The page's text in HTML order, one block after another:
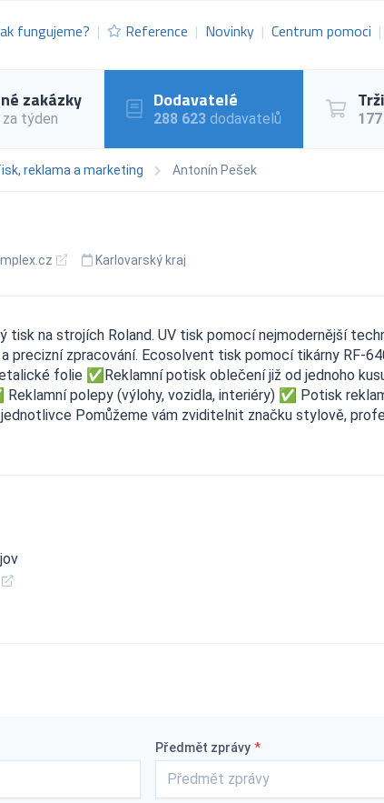
fungujeme? Reference Novinky Centrum pomoci
zakázky
za týden
Dodavatelé
288 623 dodavatelů
reklama a marketing Antonín Pešek
Karlovarský kraj
tisk na strojích Roland. UV tisk pomocí nejmodernější
precizní zpracování. Ecosolvent tisk pomocí tikárny RF-
folie ✅Reklamní potisk oblečení již od jednoho
polepy (výlohy, vozidla, interiéry) ✅ Potisk
Pomůžeme vám zviditelnit značku stylově,
Předmět zprávy *